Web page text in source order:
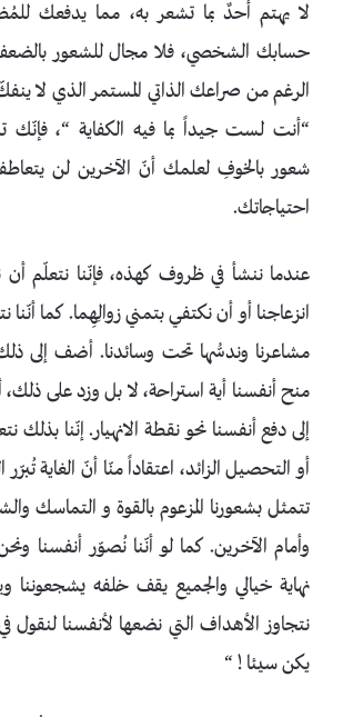
لا يهتم أحدٌ بما تشعر به، مما يدفعك
حسابك الشخصي، فلا مجال للشعور
الرغم من صراعك الذاتي المستمر الذي لا
“أنت لست جيداً بما فيه الكفاية “،
شعور بالخوفِ لعلمك أنّ الآخرين لن
احتياجاتك.
عندما ننشأ في ظروف كهذه، فإنّنا نتعلّم أن
انزعاجنا أو أن نكتفي بتمني زوالِهِما. كما
مشاعرنا وندسُّها تحت وسائدنا. أضف إلى
منح أنفسنا أية استراحة، لا بل وزد على ذلك،
إلى دفع أنفسنا نحو نقطة الانهيار. إنّنا بذلك
أو التحصيل الزائد، اعتقاداً منّا أنّ الغاية تُبرّر
تتمثل بشعورنا المزعوم بالقوة و التماسك
وأمام الآخرين. كما لو أنّنا نُصوّر أنفسنا
نهاية خيالي والجميع يقف خلفه يشجعوننا
نتجاوز الأهداف التي نضعها لأنفسنا لنقول
يكن سيئا ! “